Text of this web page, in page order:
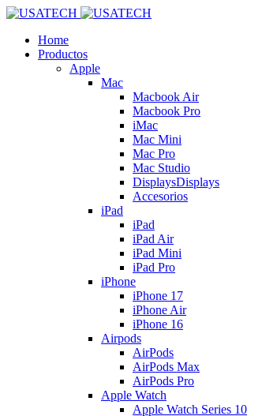
Home
Productos
Apple
Mac
Macbook Air
Macbook Pro
iMac
Mac Mini
Mac Pro
Mac Studio
DisplaysDisplays
Accesorios
iPad
iPad
iPad Air
iPad Mini
iPad Pro
iPhone
iPhone 17
iPhone Air
iPhone 16
Airpods
AirPods
AirPods Max
AirPods Pro
Apple Watch
Apple Watch Series 10